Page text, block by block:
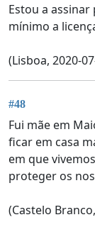
Estou a
mínimo a
(Lisboa, 2020-
#48
Fui mãe em
ficar em casa
em que
proteger os
(Castelo